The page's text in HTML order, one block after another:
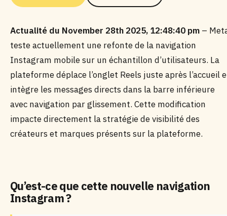
Actualité du November 28th 2025, 12:48:40 pm –
teste actuellement une refonte de la navigation
Instagram mobile sur un échantillon d’utilisateurs. La
plateforme déplace l’onglet Reels juste après l’accueil
intègre les messages directs dans la barre inférieure
avec navigation par glissement. Cette modification
impacte directement la stratégie de visibilité des
créateurs et marques présents sur la plateforme.
Qu’est-ce que cette nouvelle navigation
Instagram ?